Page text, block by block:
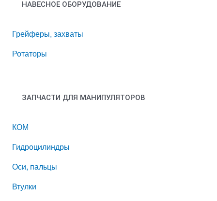
НАВЕСНОЕ ОБОРУДОВАНИЕ
Грейферы, захваты
Ротаторы
ЗАПЧАСТИ ДЛЯ МАНИПУЛЯТОРОВ
КОМ
Гидроцилиндры
Оси, пальцы
Втулки